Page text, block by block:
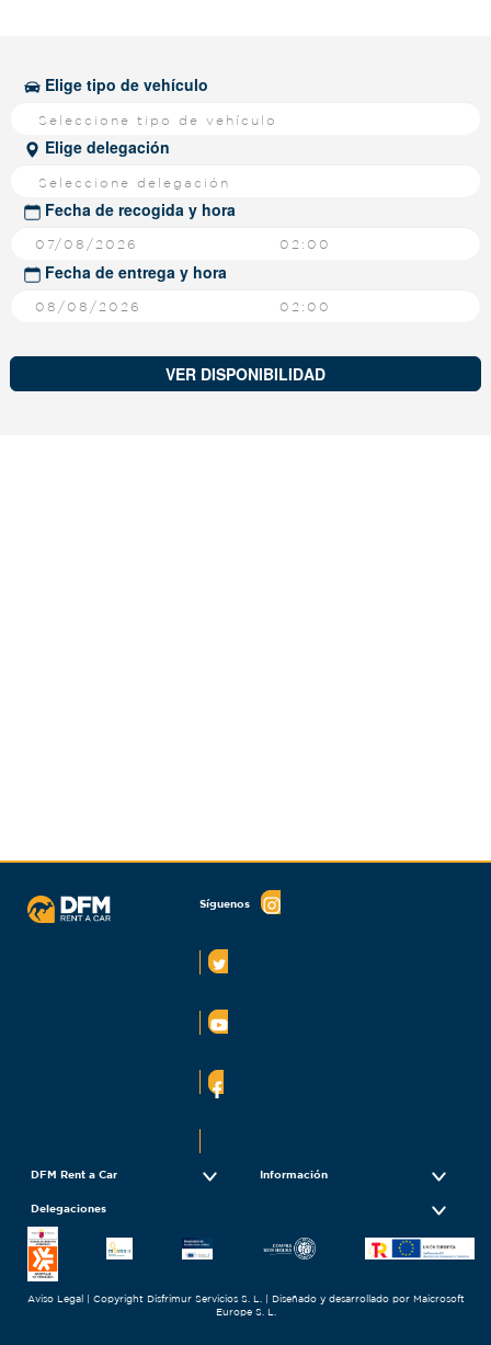
Elige tipo de vehículo
Seleccione tipo de vehículo
Elige delegación
Seleccione delegación
Fecha de recogida y hora
02:00
Fecha de entrega y hora
02:00
VER DISPONIBILIDAD
Síguenos
DFM Rent a Car Información
Delegaciones
Aviso Legal| Copyright Disfrimur Servicios S. L. | Diseñado y desarrollado por Maicrosoft
Europe S. L.